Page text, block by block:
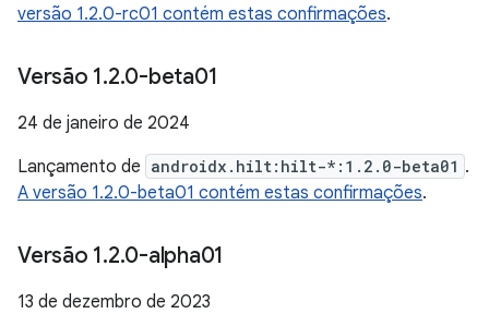
versão 1.2.0-rc01 contém estas confirmações.
Versão 1.2.0-beta01
24 de janeiro de 2024
Lançamento de androidx.hilt:hilt-*:1.2.0-beta01 .
A versão 1.2.0-beta01 contém estas confirmações.
Versão 1.2.0-alpha01
13 de dezembro de 2023